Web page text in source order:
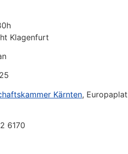
Klagenfurt
Kärnten,
6170